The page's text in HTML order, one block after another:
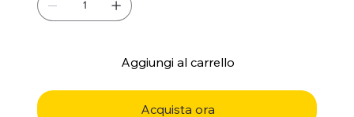
Aggiungi al carrello
Acquista ora